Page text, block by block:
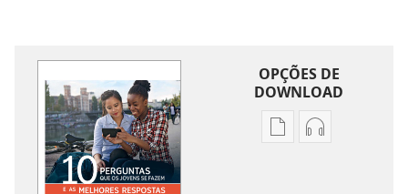
OPÇÕES DE
DOWNLOAD
OpçõesOpções